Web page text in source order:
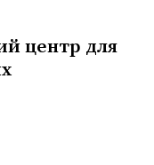
центр для